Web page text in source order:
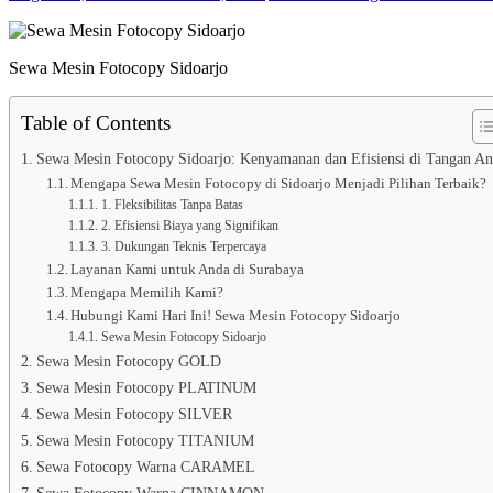
Sewa Mesin Fotocopy Sidoarjo
Table of Contents
Sewa Mesin Fotocopy Sidoarjo: Kenyamanan dan Efisiensi di Tangan
Mengapa Sewa Mesin Fotocopy di Sidoarjo Menjadi Pilihan Terbaik?
1. Fleksibilitas Tanpa Batas
2. Efisiensi Biaya yang Signifikan
3. Dukungan Teknis Terpercaya
Layanan Kami untuk Anda di Surabaya
Mengapa Memilih Kami?
Hubungi Kami Hari Ini! Sewa Mesin Fotocopy Sidoarjo
Sewa Mesin Fotocopy Sidoarjo
Sewa Mesin Fotocopy GOLD
Sewa Mesin Fotocopy PLATINUM
Sewa Mesin Fotocopy SILVER
Sewa Mesin Fotocopy TITANIUM
Sewa Fotocopy Warna CARAMEL